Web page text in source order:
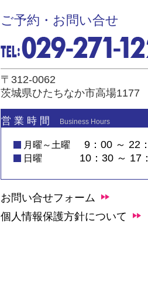
ご予約・お問い合せ
〒312-0062
茨城県ひたちなか市高場1177
営 業 時 間 Business Hours
月曜～土曜 9：00 ～ 22
日曜 10：30 ～ 17
お問い合せフォーム
個人情報保護方針について